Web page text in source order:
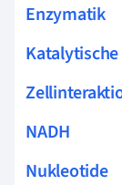
Enzymatik
NADH
Nukleotide